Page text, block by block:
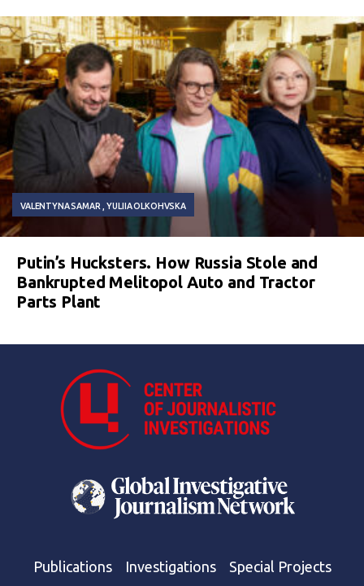
VALENTYNA SAMAR YULIIA OLKOHVSKA
Putin’s Hucksters. How Russia Stole and
Bankrupted Melitopol Auto and Tractor
Parts Plant
Publications Investigations Special Projects